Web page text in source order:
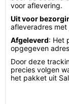
voor aflevering.
Uit voor
afleveradres
Afgeleverd: Het
opgegeven
Door deze
precies volgen
het pakket uit